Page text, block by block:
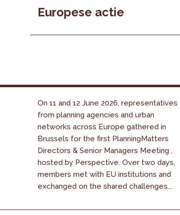
Europese actie
On 11 and 12 June 2026, representatives
from planning agencies and urban
networks across Europe gathered in
Brussels for the first PlanningMatters
Directors & Senior Managers Meeting ,
hosted by Perspective. Over two days,
members met with EU institutions and
exchanged on the shared challenges...